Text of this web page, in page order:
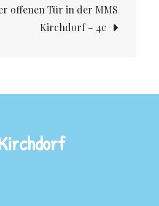
offenen Tür in der MMS
Kirchdorf – 4c